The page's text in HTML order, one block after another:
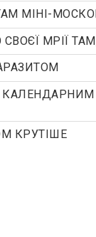
МІНІ-
МРІЇ
КАЛЕНДАРНИМ
КРУТІШЕ